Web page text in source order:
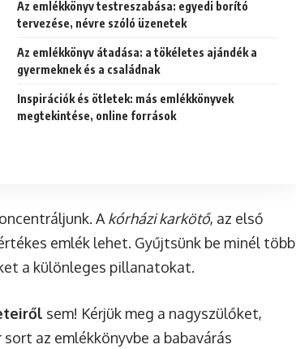
Az emlékkönyv testreszabása: egyedi borító
tervezése, névre szóló üzenetek
Az emlékkönyv átadása: a tökéletes ajándék a
gyermeknek és a családnak
Inspirációk és ötletek: más emlékkönyvek
megtekintése, online források
A kórházi karkötő, az első
emlék lehet. Gyűjtsünk be minél több
a különleges pillanatokat.
sem! Kérjük meg a nagyszülőket,
az emlékkönyvbe a babavárás